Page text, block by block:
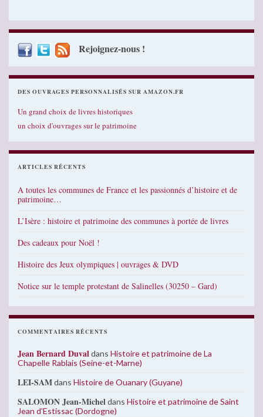
Rejoignez-nous !
DES OUVRAGES PERSONNALISÉS SUR AMAZON.FR
Un grand choix de livres historiques
un choix d'ouvrages sur le patrimoine
ARTICLES RÉCENTS
A toutes les communes de France et les passionnés d’histoire et de
patrimoine…
L’Isère : histoire et patrimoine des communes à portée de livres
Des cadeaux pour Noël !
Histoire des Jeux olympiques | ouvrages & DVD
Notice sur le temple protestant de Salinelles (30250 – Gard)
COMMENTAIRES RÉCENTS
Jean Bernard Duvaldans Histoire et patrimoine de La
Chapelle Rablais (Seine-et-Marne)
LEI-SAMdans Histoire de Ouanary (Guyane)
SALOMON Jean-Micheldans Histoire et patrimoine de Saint
Jean d’Estissac (Dordogne)